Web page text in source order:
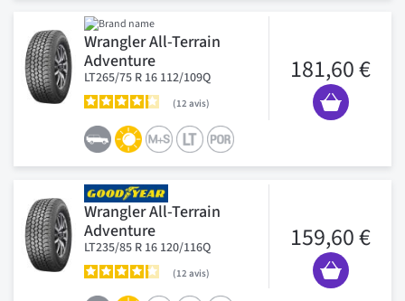
Wrangler All-Terrain
Adventure
LT265/75 R 16 112/109Q
12 avis
181,60 €
Wrangler All-Terrain
Adventure
LT235/85 R 16 120/116Q
12 avis
159,60 €